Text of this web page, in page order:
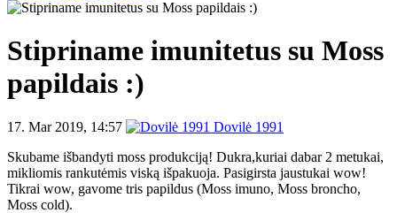
Stipriname imunitetus su Moss
papildais :)
17. Mar 2019, 14:57
Dovilė 1991
Skubame išbandyti moss produkciją! Dukra,kuriai dabar 2 metukai,
mikliomis rankutėmis viską išpakuoja. Pasigirsta jaustukai wow!
Tikrai wow, gavome tris papildus (Moss imuno, Moss broncho,
Moss cold).